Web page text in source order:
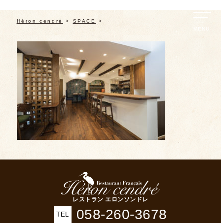
Héron cendré > SPACE >
レストラン エロンソンドレ
TEL 058-260-3678